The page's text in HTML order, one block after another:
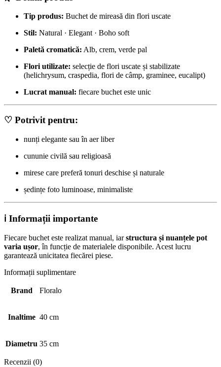
Tip produs: Buchet de mireasă din flori uscate
Stil: Natural · Elegant · Boho soft
Paletă cromatică: Alb, crem, verde pal
Flori utilizate: selecție de flori uscate și stabilizate
(helichrysum, craspedia, flori de câmp, graminee, eucalipt)
Lucrat manual: fiecare buchet este unic
♡ Potrivit pentru:
nunți elegante sau în aer liber
cununie civilă sau religioasă
mirese care preferă tonuri deschise și naturale
ședințe foto luminoase, minimaliste
ℹ️ Informații importante
Fiecare buchet este realizat manual, iarstructura și nuanțele pot
varia ușor, în funcție de materialele disponibile. Acest lucru
garantează unicitatea fiecărei piese.
Informații suplimentare
Brand Floralo
Inaltime 40 cm
Diametru 35 cm
Recenzii (0)